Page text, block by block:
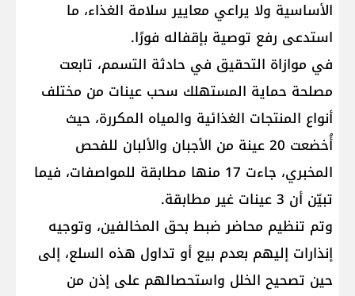
الأساسية ولا يراعي معايير سلامة الغذاء، ما
استدعى رفع توصية بإقفاله فورًا.
في موازاة التحقيق في حادثة التسمم، تابعت
مصلحة حماية المستهلك سحب عينات من مختلف
أنواع المنتجات الغذائية والمياه المكررة، حيث
أُخضعت 20 عينة من الأجبان والألبان للفحص
المخبري، جاءت 17 منها مطابقة للمواصفات، فيما
تبيّن أن 3 عينات غير مطابقة.
وتم تنظيم محاضر ضبط بحق المخالفين، وتوجيه
إنذارات إليهم بعدم بيع أو تداول هذه السلع، إلى
حين تصحيح الخلل واستحصالهم على إذن من